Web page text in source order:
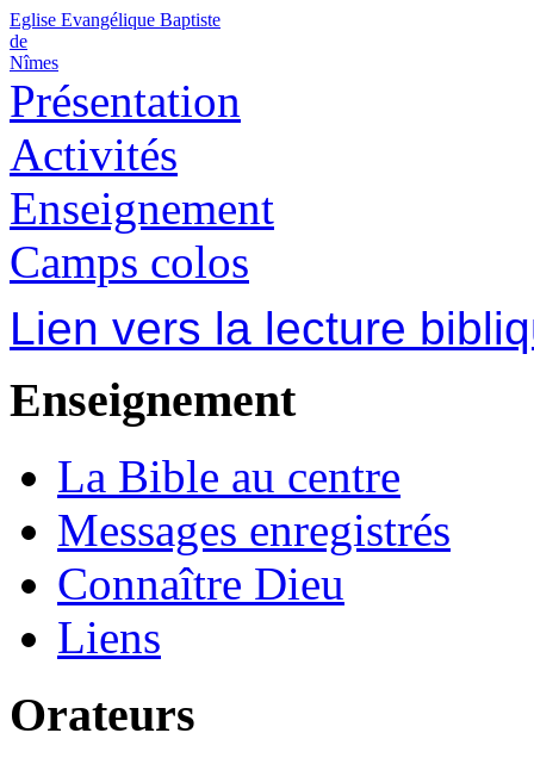
Eglise Evangélique Baptiste
de
Nîmes
Présentation
Activités
Enseignement
Camps colos
Lien vers la lecture
Enseignement
La Bible au centre
Messages enregistrés
Connaître Dieu
Liens
Orateurs